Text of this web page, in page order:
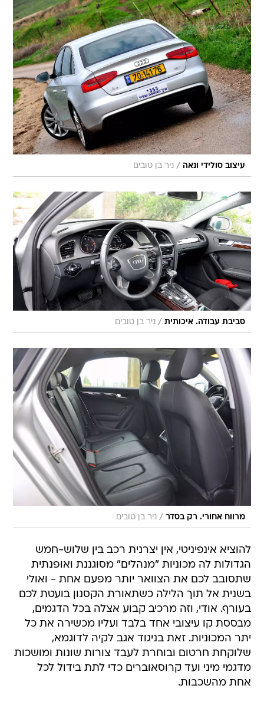
עיצוב סולידי ונאה / ניר בן טובים
סביבת עבודה. איכותית / ניר בן טובים
מרווח אחורי. רק בסדר / ניר בן טובים
להוציא אינפיניטי, אין יצרנית רכב בין שלוש-חמש
הגדולות לה מכוניות "מנהלים" מסוגננת ואופנתית
שתסובב לכם את הצוואר יותר מפעם אחת - ואולי
בשנית אל תוך הלילה כשתאורת הקסנון בועטת לכם
בעורף. אודי, וזה מרכיב קבוע אצלה בכל הדגמים,
מבססת קו עיצובי אחד בלבד ועליו מכשירה את כל
יתר המכוניות. זאת בניגוד אגב לקיה לדוגמא,
שלוקחת חרטום ובוחרת לעבד צורות שונות ומושכות
מדגמי מיני ועד קרוסאוברים כדי לתת בידול לכל
אחת מהשכבות.